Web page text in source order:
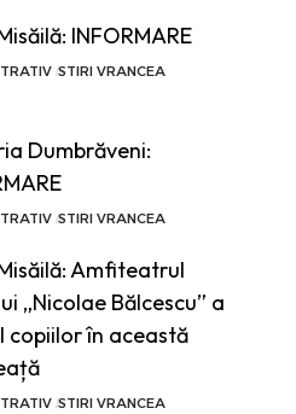
INFORMARE
STIRI VRANCEA
Dumbrăveni:
STIRI VRANCEA
Amfiteatrul
„Nicolae Bălcescu” a
copiilor în această
STIRI VRANCEA